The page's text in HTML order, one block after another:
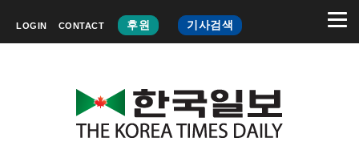
LOGIN CONTACT 후원 기사검색